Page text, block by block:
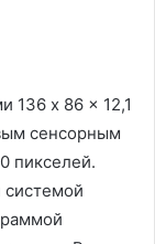
136 x 86 x 12,1
сенсорным
пикселей.
системой